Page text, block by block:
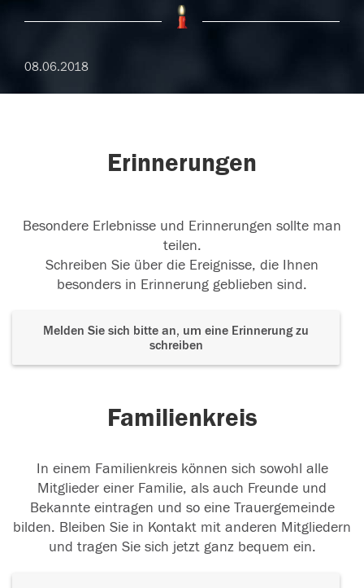
08.06.2018
Erinnerungen
Besondere Erlebnisse und Erinnerungen sollte man
teilen.
Schreiben Sie über die Ereignisse, die Ihnen
besonders in Erinnerung geblieben sind.
Melden Sie sich bitte an, um eine Erinnerung zu
schreiben
Familienkreis
In einem Familienkreis können sich sowohl alle
Mitglieder einer Familie, als auch Freunde und
Bekannte eintragen und so eine Trauergemeinde
bilden. Bleiben Sie in Kontakt mit anderen Mitgliedern
und tragen Sie sich jetzt ganz bequem ein.